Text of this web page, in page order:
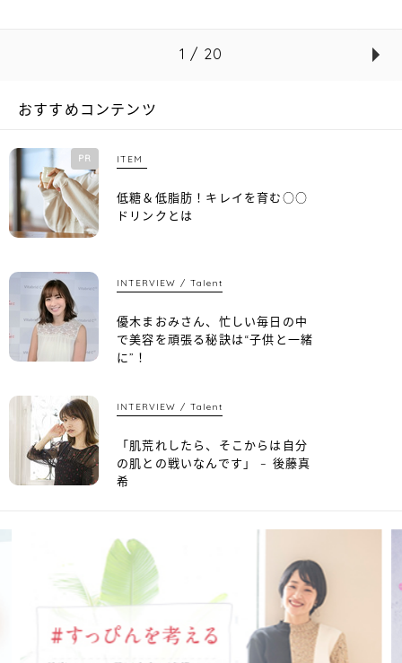
1 / 20
おすすめコンテンツ
PR ITEM
低糖＆低脂肪！キレイを育む○○
ドリンクとは
INTERVIEW Talent
優木まおみさん、忙しい毎日の中
で美容を頑張る秘訣は“子供と一緒
に”！
INTERVIEW Talent
「肌荒れしたら、そこからは自分
の肌との戦いなんです」 – 後藤真
希